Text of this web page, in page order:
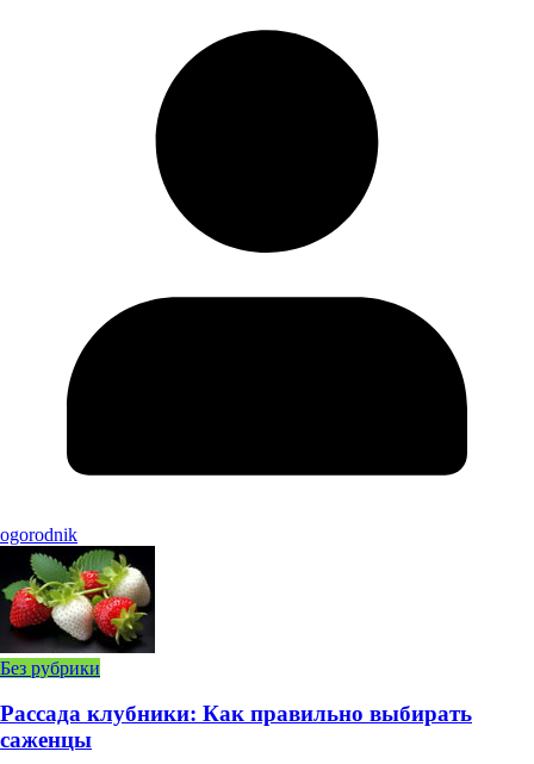
ogorodnik
Без рубрики
Рассада клубники: Как правильно выбирать
саженцы